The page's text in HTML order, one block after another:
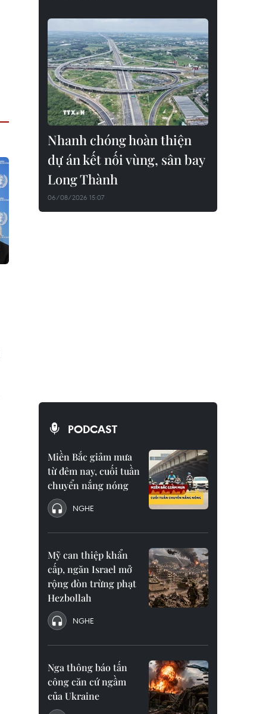
Nhanh chóng hoàn thiện
dự án kết nối vùng, sân bay
Long Thành
06/08/2026 15:07
PODCAST
Miền Bắc giảm mưa
từ đêm nay, cuối tuần
chuyển nắng nóng
NGHE
Mỹ can thiệp khẩn
cấp, ngăn Israel mở
rộng đòn trừng phạt
Hezbollah
NGHE
Nga thông báo tấn
công căn cứ ngầm
của Ukraine